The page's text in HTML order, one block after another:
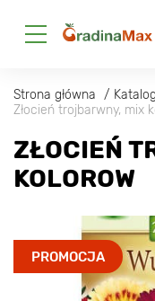
Strona główna Katalog
Złocień trojbarwny, mix
ZŁOCIEŃ
KOLOROW
PROMOCJA